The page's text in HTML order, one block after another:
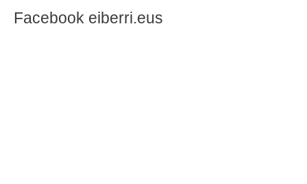
Facebook eiberri.eus